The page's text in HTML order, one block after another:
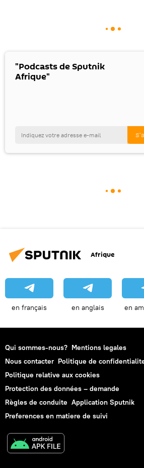
"Podcasts de Sputnik
Afrique"
Afrique
en français en anglais en
Qui sommes-nous? Mentions legales
Nous contacter Politique de
Politique relative aux cookies
Protection des données – demande
Règles de conduite Application Sputnik
Preferences en matiere de suivi